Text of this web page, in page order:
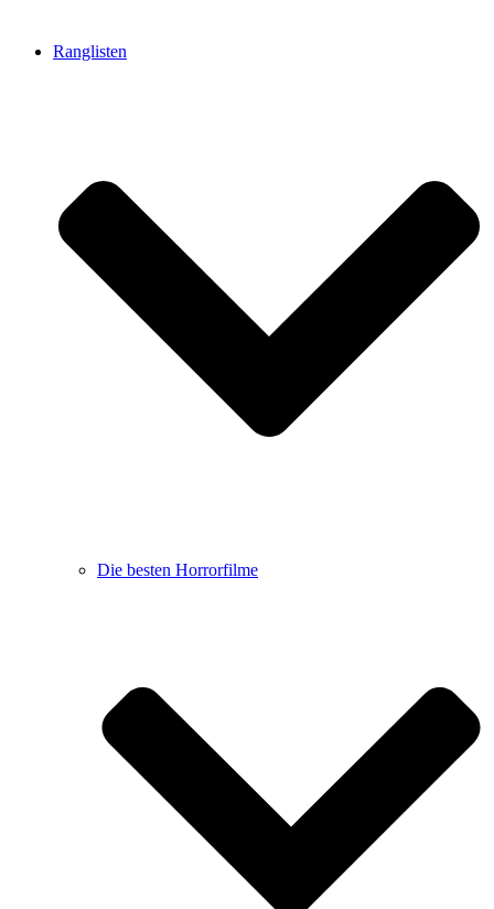
Ranglisten
Die besten Horrorfilme